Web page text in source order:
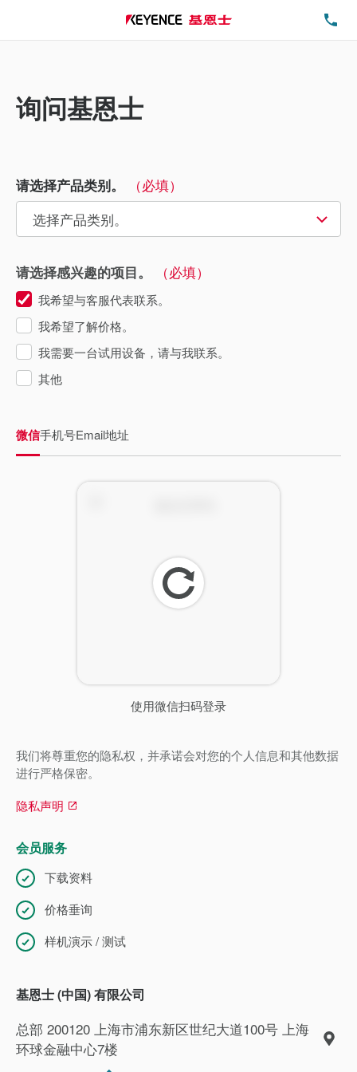
询问基恩士
请选择产品类别。 （必填）
请选择感兴趣的项目。 （必填）
我希望与客服代表联系。
我希望了解价格。
我需要一台试用设备，请与我联系。
其他
微信手机号Email地址
使用微信扫码登录
刷
新
我们将尊重您的隐私权，并承诺会对您的个人信息和其他数据
进行严格保密。
隐私声明
会员服务
下载资料
价格垂询
样机演示 / 测试
基恩士 (中国) 有限公司
总部 200120 上海市浦东新区世纪大道100号 上海
环球金融中心7楼